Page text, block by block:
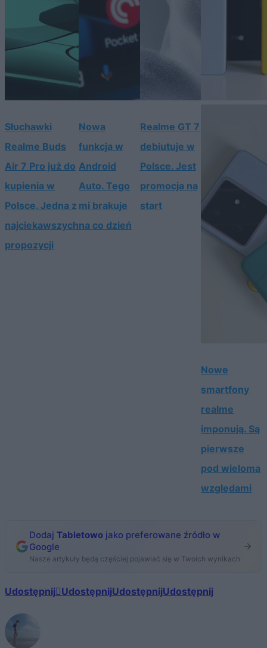
Słuchawki
Realme Buds
Air 7 Pro już do
kupienia w
Polsce. Jedna z
najciekawszych
propozycji
Nowa
funkcja w
Android
Auto. Tego
mi brakuje
na co dzień
Realme GT 7
debiutuje w
Polsce. Jest
promocja na
start
Nowe
smartfony
realme
imponują. Są
pierwsze
pod wieloma
względami
Dodaj Tabletowo jako preferowane źródło w
Google
Nasze artykuły będą częściej pojawiać się w Twoich wynikach
Udostępnij UdostępnijUdostępnijUdostępnij